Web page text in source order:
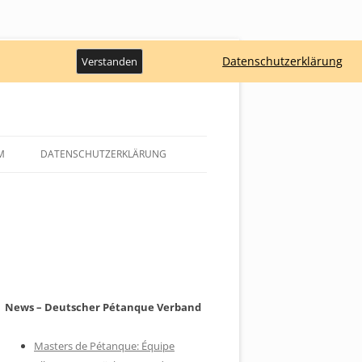
DATENSCHUTZERKLÄRUNG
News – Deutscher Pétanque Verband
Masters de Pétanque: Équipe
Verstanden Datenschutzerklärung